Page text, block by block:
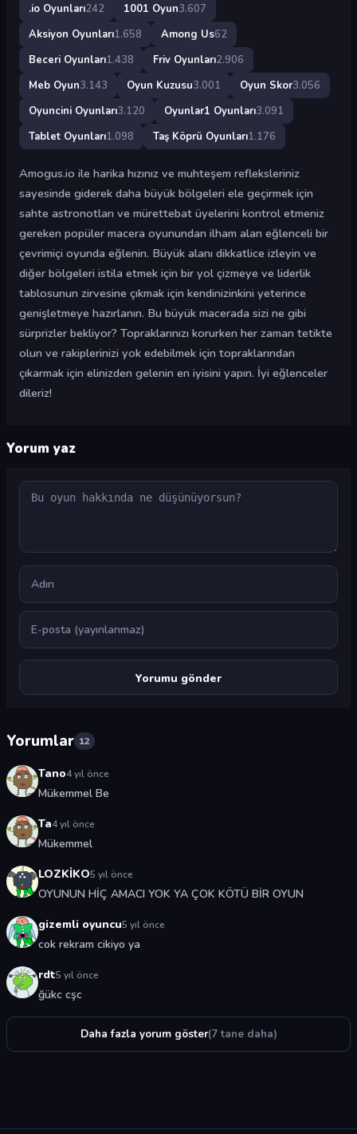
.io Oyunları242 1001 Oyun3.607
Aksiyon Oyunları1.658 Among Us62
Beceri Oyunları1.438 Friv Oyunları2.906
Meb Oyun3.143 Oyun Kuzusu3.001 Oyun Skor3.056
Oyuncini Oyunları3.120 Oyunlar1 Oyunları3.091
Tablet Oyunları1.098 Taş Köprü Oyunları1.176
Amogus.io ile harika hızınız ve muhteşem refleksleriniz
sayesinde giderek daha büyük bölgeleri ele geçirmek için
sahte astronotları ve mürettebat üyelerini kontrol etmeniz
gereken popüler macera oyunundan ilham alan eğlenceli bir
çevrimiçi oyunda eğlenin. Büyük alanı dikkatlice izleyin ve
diğer bölgeleri istila etmek için bir yol çizmeye ve liderlik
tablosunun zirvesine çıkmak için kendinizinkini yeterince
genişletmeye hazırlanın. Bu büyük macerada sizi ne gibi
sürprizler bekliyor? Topraklarınızı korurken her zaman tetikte
olun ve rakiplerinizi yok edebilmek için topraklarından
çıkarmak için elinizden gelenin en iyisini yapın. İyi eğlenceler
dileriz!
Yorum yaz
Yorum
Ad
E-posta
Yorumlar 12
Tano4 yıl önce
Mükemmel Be
Ta4 yıl önce
Mükemmel
LOZKİKO5 yıl önce
OYUNUN HİÇ AMACI YOK YA ÇOK KÖTÜ BİR OYUN
gizemli oyuncu5 yıl önce
cok rekram cikiyo ya
rdt5 yıl önce
ğükc cşc
Daha fazla yorum göster(7 tane daha)